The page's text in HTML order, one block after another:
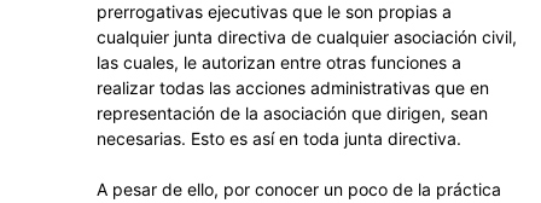
prerrogativas ejecutivas que le son propias a
cualquier junta directiva de cualquier asociación civil,
las cuales, le autorizan entre otras funciones a
realizar todas las acciones administrativas que en
representación de la asociación que dirigen, sean
necesarias. Esto es así en toda junta directiva.
A pesar de ello, por conocer un poco de la práctica